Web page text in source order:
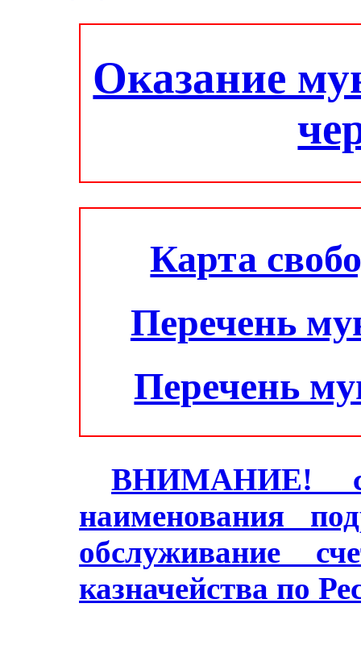
Оказание
Карта
Перечень
Перечень
ВНИМАНИЕ! с
наименования
обслуживание
казначейства по